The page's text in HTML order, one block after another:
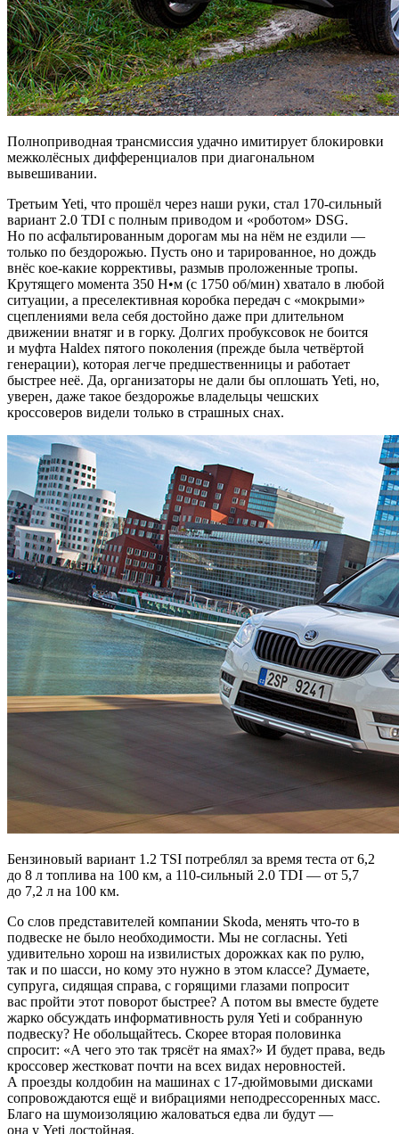
Полноприводная трансмиссия удачно имитирует блокировки
межколёсных дифференциалов при диагональном
вывешивании.
Третьим Yeti, что прошёл через наши руки, стал 170-сильный
вариант 2.0 TDI с полным приводом и «роботом» DSG.
Но по асфальтированным дорогам мы на нём не ездили —
только по бездорожью. Пусть оно и тарированное, но дождь
внёс кое-какие коррективы, размыв проложенные тропы.
Крутящего момента 350 Н•м (с 1750 об/мин) хватало в любой
ситуации, а преселективная коробка передач с «мокрыми»
сцеплениями вела себя достойно даже при длительном
движении внатяг и в горку. Долгих пробуксовок не боится
и муфта Haldex пятого поколения (прежде была четвёртой
генерации), которая легче предшественницы и работает
быстрее неё. Да, организаторы не дали бы оплошать Yeti, но,
уверен, даже такое бездорожье владельцы чешских
кроссоверов видели только в страшных снах.
Бензиновый вариант 1.2 TSI потреблял за время теста от 6,2
до 8 л топлива на 100 км, а 110-сильный 2.0 TDI — от 5,7
до 7,2 л на 100 км.
Со слов представителей компании Skoda, менять что-то в
подвеске не было необходимости. Мы не согласны. Yeti
удивительно хорош на извилистых дорожках как по рулю,
так и по шасси, но кому это нужно в этом классе? Думаете,
супруга, сидящая справа, с горящими глазами попросит
вас пройти этот поворот быстрее? А потом вы вместе будете
жарко обсуждать информативность руля Yeti и собранную
подвеску? Не обольщайтесь. Скорее вторая половинка
спросит: «А чего это так трясёт на ямах?» И будет права, ведь
кроссовер жестковат почти на всех видах неровностей.
А проезды колдобин на машинах с 17-дюймовыми дисками
сопровождаются ещё и вибрациями неподрессоренных масс.
Благо на шумоизоляцию жаловаться едва ли будут —
она у Yeti достойная.